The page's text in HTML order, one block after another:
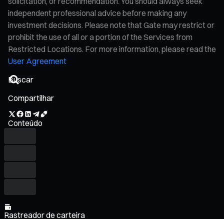
independent professional advice before making any
investment decisions. Please note that Gate may restrict or
prohibit the use of all or a portion of the Services from
Restricted Locations. For more information, please read the
User Agreement
Compartilhar
Conteúdo
Rastreador de carteira